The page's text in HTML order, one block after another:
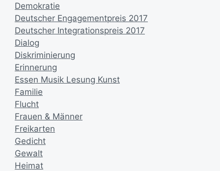
Demokratie
Deutscher Engagementpreis 2017
Deutscher Integrationspreis 2017
Dialog
Diskriminierung
Erinnerung
Essen Musik Lesung Kunst
Familie
Flucht
Frauen & Männer
Freikarten
Gedicht
Gewalt
Heimat